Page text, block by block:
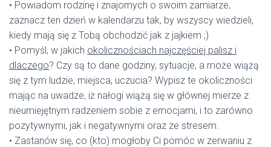
• Powiadom rodzinę i znajomych o swoim zamiarze,
zaznacz ten dzień w kalendarzu tak, by wszyscy wiedzieli,
kiedy mają się z Tobą obchodzić jak z jajkiem ;)
• Pomyśl, w jakich okolicznościach najczęściej palisz i
dlaczego? Czy są to dane godziny, sytuacje, a może wiążą
się z tym ludzie, miejsca, uczucia? Wypisz te okoliczności
mając na uwadze, iż nałogi wiążą się w głównej mierze z
nieumiejętnym radzeniem sobie z emocjami, i to zarówno
pozytywnymi, jak i negatywnymi oraz ze stresem.
• Zastanów się, co (kto) mogłoby Ci pomóc w zerwaniu z